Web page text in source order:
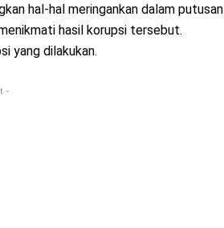
hal-hal meringankan dalam putusan
hasil korupsi tersebut.
yang dilakukan.
-